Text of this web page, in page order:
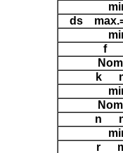
ds
f
k
n
r